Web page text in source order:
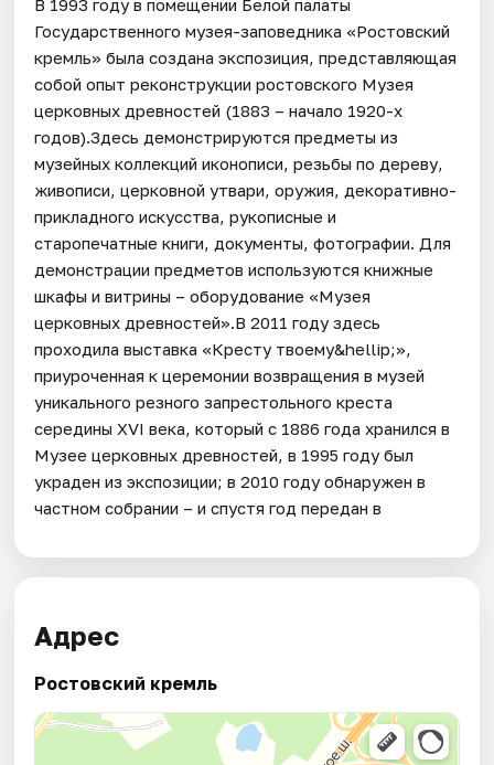
В 1993 году в помещении Белой палаты
Государственного музея-заповедника «Ростовский
кремль» была создана экспозиция, представляющая
собой опыт реконструкции ростовского Музея
церковных древностей (1883 – начало 1920-х
годов).Здесь демонстрируются предметы из
музейных коллекций иконописи, резьбы по дереву,
живописи, церковной утвари, оружия, декоративно-
прикладного искусства, рукописные и
старопечатные книги, документы, фотографии. Для
демонстрации предметов используются книжные
шкафы и витрины – оборудование «Музея
церковных древностей».В 2011 году здесь
проходила выставка «Кресту твоему&hellip;»,
приуроченная к церемонии возвращения в музей
уникального резного запрестольного креста
середины XVI века, который с 1886 года хранился в
Музее церковных древностей, в 1995 году был
украден из экспозиции; в 2010 году обнаружен в
частном собрании – и спустя год передан в
Адрес
Ростовский кремль